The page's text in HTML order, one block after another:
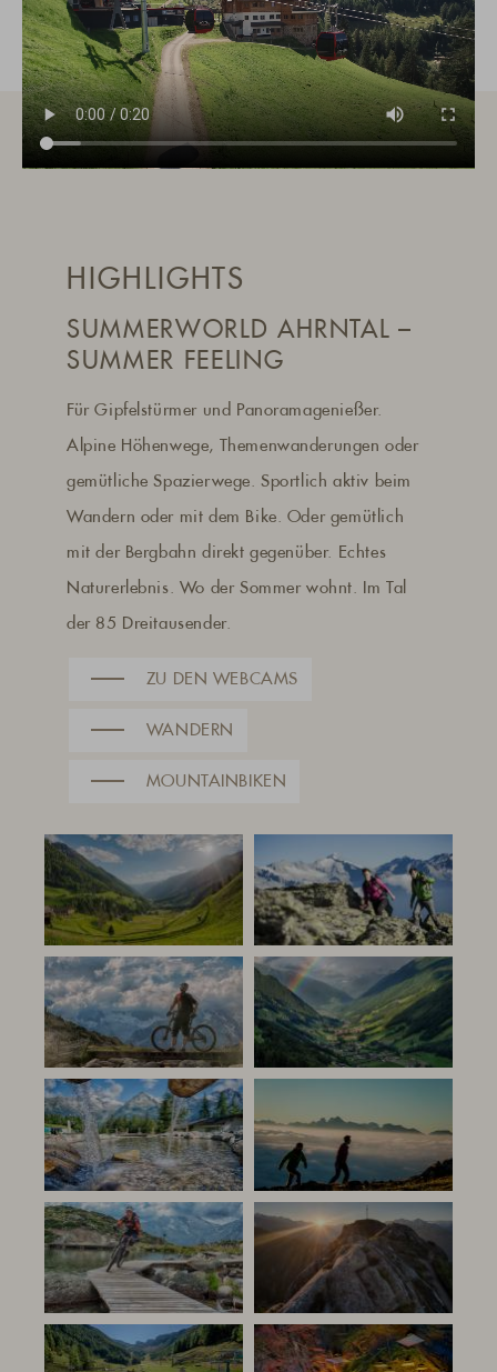
HIGHLIGHTS
SUMMERWORLD AHRNTAL –
SUMMER FEELING
Für Gipfelstürmer und Panoramagenießer.
Alpine Höhenwege, Themenwanderungen oder
gemütliche Spazierwege. Sportlich aktiv beim
Wandern oder mit dem Bike. Oder gemütlich
mit der Bergbahn direkt gegenüber. Echtes
Naturerlebnis. Wo der Sommer wohnt. Im Tal
der 85 Dreitausender.
ZU DEN WEBCAMS
WANDERN
MOUNTAINBIKEN